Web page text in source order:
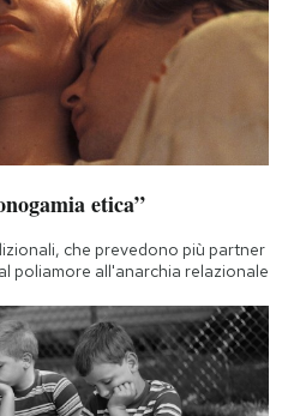
etica”
che prevedono più partner
poliamore all'anarchia relazionale